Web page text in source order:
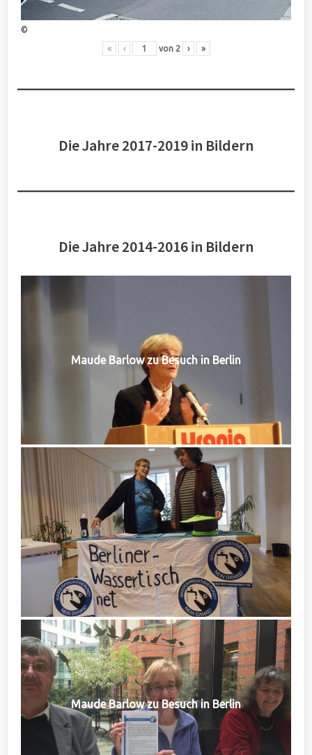
©
« ‹ von 2 › »
Die Jahre 2017-2019 in Bildern
Die Jahre 2014-2016 in Bildern
Maude Barlow zu Besuch in Berlin
Maude Barlow zu Besuch in Berlin